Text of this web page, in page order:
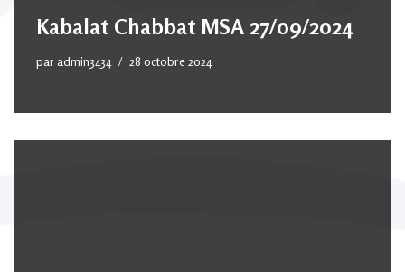
Kabalat Chabbat MSA 27/09/2024
par admin3434 28 octobre 2024